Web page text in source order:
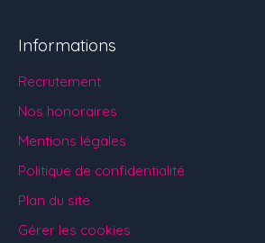
Informations
Recrutement
Nos honoraires
Mentions légales
Politique de confidentialité
Plan du site
Gérer les cookies